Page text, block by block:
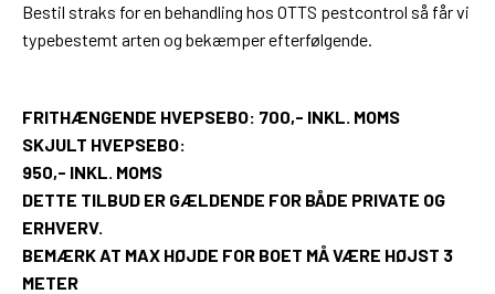
Bestil straks for en behandling hos OTTS pestcontrol så får vi
typebestemt arten og bekæmper efterfølgende.
FRITHÆNGENDE HVEPSEBO: 700,- INKL. MOMS
SKJULT HVEPSEBO:
950,- INKL. MOMS
DETTE TILBUD ER GÆLDENDE FOR BÅDE PRIVATE OG
ERHVERV.
BEMÆRK AT MAX HØJDE FOR BOET MÅ VÆRE HØJST 3
METER